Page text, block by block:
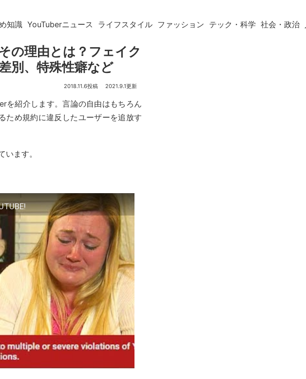
知識 YouTuberニュース ライフスタイル ファッション テック・科学 社会・政治
の理由とは？フェイク
別、特殊性癖など
2018.11.6 2021.9.1
を紹介します。言論の自由はもちろん
ため規約に違反したユーザーを追放す
ます。